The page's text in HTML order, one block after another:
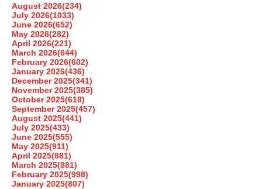
August 2026(234)
July 2026(1033)
June 2026(652)
May 2026(282)
April 2026(221)
March 2026(644)
February 2026(602)
January 2026(436)
December 2025(341)
November 2025(385)
October 2025(618)
September 2025(457)
August 2025(441)
July 2025(433)
June 2025(555)
May 2025(911)
April 2025(881)
March 2025(881)
February 2025(998)
January 2025(807)